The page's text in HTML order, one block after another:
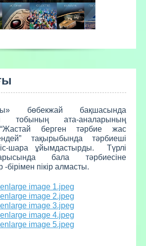
бөбекжай бақшасында
тобының ата-аналарының
берген тәрбие жас
тақырыбында тәрбиеші
іс-шара ұйымдастырды. Түрлі
бала тәрбиесіне
бірімен пікір алмасты.